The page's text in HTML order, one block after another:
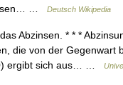
…
Deutsch Wikipedia
Abzinsen. * * *
die von der Gegenwart
ergibt sich aus… …